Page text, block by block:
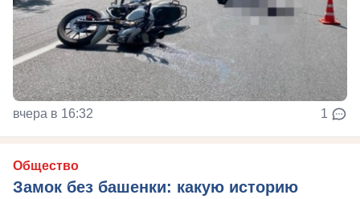
вчера в 16:32 1
Общество
Замок без башенки: какую историю